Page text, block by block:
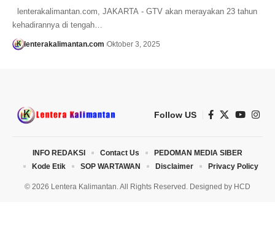
lenterakalimantan.com, JAKARTA - GTV akan merayakan 23 tahun
kehadirannya di tengah…
lenterakalimantan.com Oktober 3, 2025
Follow US
© 2026 Lentera Kalimantan. All Rights Reserved. Designed by HCD
INFO REDAKSI Contact Us
PEDOMAN MEDIA SIBER
Kode Etik
SOP WARTAWAN Disclaimer Privacy Policy